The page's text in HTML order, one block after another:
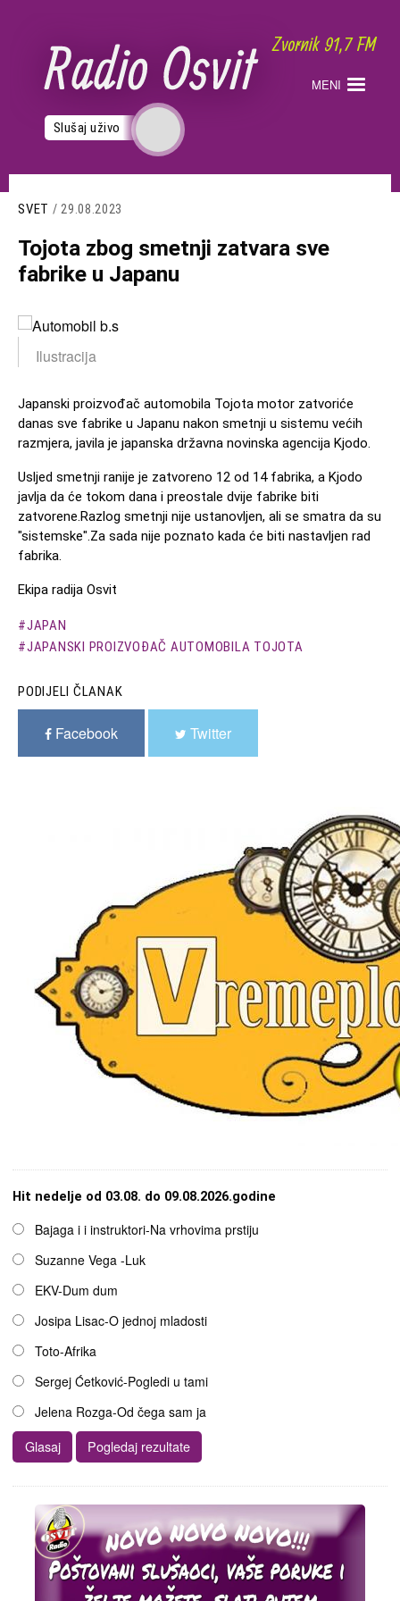
sadržaj
MENI
Slušaj uživo
SVET / 29.08.2023
Tojota zbog smetnji zatvara sve
fabrike u Јapanu
Slika
Ilustracija
Јapanski proizvođač automobila Tojota motor zatvoriće
danas sve fabrike u Јapanu nakon smetnji u sistemu većih
razmjera, javila je japanska državna novinska agencija Kjodo.
Usljed smetnji ranije je zatvoreno 12 od 14 fabrika, a Kjodo
javlja da će tokom dana i preostale dvije fabrike biti
zatvorene.Razlog smetnji nije ustanovljen, ali se smatra da su
"sistemske".Za sada nije poznato kada će biti nastavljen rad
fabrika.
Ekipa radija Osvit
JAPAN
ЈAPANSKI PROIZVOĐAČ AUTOMOBILA TOJOTA
PODIJELI ČLANAK
Facebook Twitter
Hit nedelje od 03.08. do 09.08.2026.godine
OpcijeBajaga i i instruktori-Na vrhovima prstiju
Suzanne Vega -Luk
EKV-Dum dum
Josipa Lisac-O jednoj mladosti
Toto-Afrika
Sergej Ćetković-Pogledi u tami
Jelena Rozga-Od čega sam ja